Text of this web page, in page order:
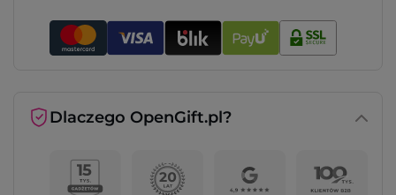
Dlaczego OpenGift.pl?